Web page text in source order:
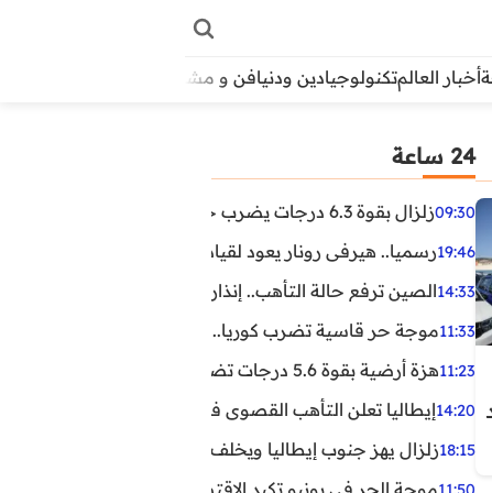
أخبار العالمتكنولوجيادين ودنيافن و مشاهير
24 ساعة
09:30زلزال بقوة 6.3 درجات يضرب جنوب الفلبين.. ولا تحذير من تسونامي حتى الآن
19:46رسميا.. هيرفي رونار يعود لقيادة منتخب كوت ديفوار
14:33الصين ترفع حالة التأهب.. إنذاران جديدان بسبب الأمطار
11:33موجة حر قاسية تضرب كوريا.. وفيات وإصابات ونفوق مئات
11:23هزة أرضية بقوة 5.6 درجات تضرب مصر
14:20إيطاليا تعلن التأهب القصوى في 23 مدينة بسبب موجة حر شديدة
18:15زلزال يهز جنوب إيطاليا ويخلف عشرات الجرحى